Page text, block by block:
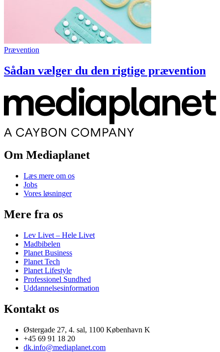
Prævention
Sådan vælger du den rigtige prævention
Om Mediaplanet
Læs mere om os
Jobs
Vores løsninger
Mere fra os
Lev Livet – Hele Livet
Madbibelen
Planet Business
Planet Tech
Planet Lifestyle
Professionel Sundhed
Uddannelsesinformation
Kontakt os
Østergade 27, 4. sal, 1100 København K
+45 69 91 18 20
dk.info@mediaplanet.com